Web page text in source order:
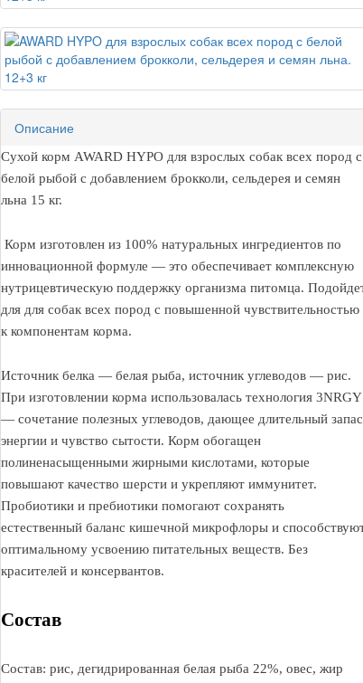
Описание
Сухой корм AWARD HYPO для взрослых собак всех пород с
белой рыбой с добавлением брокколи, сельдерея и семян
льна 15 кг.
Корм изготовлен из 100% натуральных ингредиентов по
инновационной формуле — это обеспечивает комплексную
нутрицевтическую поддержку организма питомца.
для для собак всех пород с повышенной чувствительностью
к компонентам корма.
Источник белка — белая рыба, источник углеводов — рис.
При изготовлении корма использовалась технология 3NRGY
— сочетание полезных углеводов, дающее длительный запас
энергии и чувство сытости. Корм обогащен
полиненасыщенными жирными кислотами, которые
повышают качество шерсти и укрепляют иммунитет.
Пробиотики и пребиотики помогают сохранять
естественный баланс кишечной микрофлоры и
оптимальному усвоению питательных веществ. Без
красителей и консервантов.
Состав
Состав: рис, дегидрированная белая рыба 22%, овес, жир